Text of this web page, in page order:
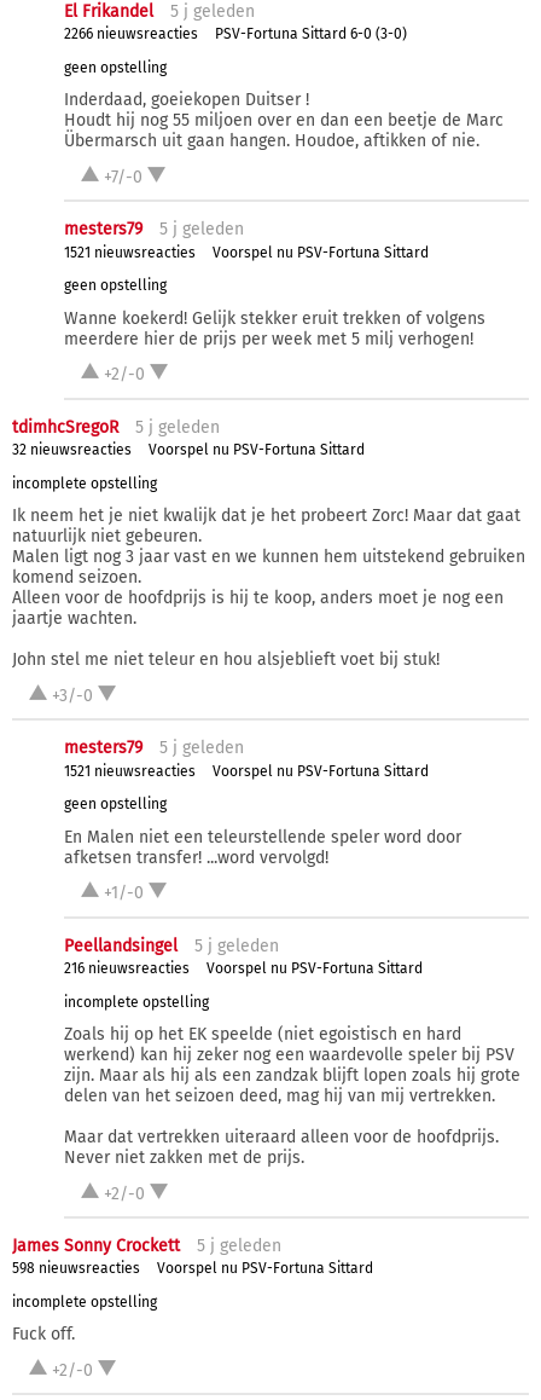
El Frikandel 5 j geleden
2266 nieuwsreacties
PSV-Fortuna Sittard 6-0 (3-0)
geen opstelling
Inderdaad, goeiekopen Duitser !
Houdt hij nog 55 miljoen over en dan een beetje de Marc
Übermarsch uit gaan hangen. Houdoe, aftikken of nie.
+7/-0
mesters79 5 j geleden
1521 nieuwsreacties
Voorspel nu PSV-Fortuna Sittard
geen opstelling
Wanne koekerd! Gelijk stekker eruit trekken of volgens
meerdere hier de prijs per week met 5 milj verhogen!
+2/-0
tdimhcSregoR 5 j geleden
32 nieuwsreacties
Voorspel nu PSV-Fortuna Sittard
incomplete opstelling
Ik neem het je niet kwalijk dat je het probeert Zorc! Maar dat gaat
natuurlijk niet gebeuren.
Malen ligt nog 3 jaar vast en we kunnen hem uitstekend gebruiken
komend seizoen.
Alleen voor de hoofdprijs is hij te koop, anders moet je nog een
jaartje wachten.
John stel me niet teleur en hou alsjeblieft voet bij stuk!
+3/-0
mesters79 5 j geleden
1521 nieuwsreacties
Voorspel nu PSV-Fortuna Sittard
geen opstelling
En Malen niet een teleurstellende speler word door
afketsen transfer! ...word vervolgd!
+1/-0
Peellandsingel 5 j geleden
216 nieuwsreacties
Voorspel nu PSV-Fortuna Sittard
incomplete opstelling
Zoals hij op het EK speelde (niet egoistisch en hard
werkend) kan hij zeker nog een waardevolle speler bij PSV
zijn. Maar als hij als een zandzak blijft lopen zoals hij grote
delen van het seizoen deed, mag hij van mij vertrekken.
Maar dat vertrekken uiteraard alleen voor de hoofdprijs.
Never niet zakken met de prijs.
+2/-0
James Sonny Crockett 5 j geleden
598 nieuwsreacties
Voorspel nu PSV-Fortuna Sittard
incomplete opstelling
Fuck off.
+2/-0